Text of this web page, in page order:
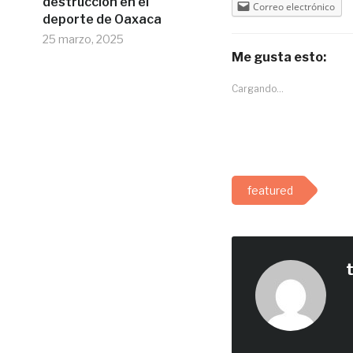
deporte de Oaxaca
25 marzo, 2025
Correo electrónico
Me gusta esto:
Cargando...
featured